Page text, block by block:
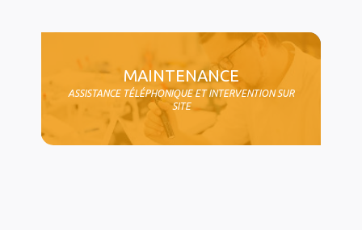
MAINTENANCE
ASSISTANCE TÉLÉPHONIQUE ET INTERVENTION SUR
SITE